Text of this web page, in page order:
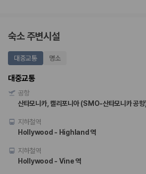
하는 것이 좋습니다.
제주도 렌트카 차종별 가격비교
경차·소형차
혼자 또는 2인 여행에 적합하며 제주 렌트
가 가장 먼저 비교하는 차종입니다.
준중형·중형차
종입니다.
량 연식을 함께 비교하는 것이 좋습니다.
승합차·대형차
숙소 주변시설
대중교통 명소
대중교통
공항
산타모니카, 캘리포니아 (SMO-산타모니카 공
지하철역
Hollywood - Highland 역
지하철역
Hollywood - Vine 역